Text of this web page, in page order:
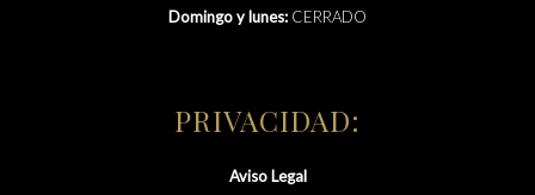
Domingo y lunes: CERRADO
PRIVACIDAD:
Aviso Legal